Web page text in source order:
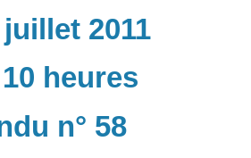
2011
heures
n° 58